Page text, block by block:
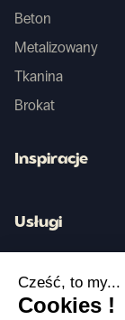
Beton
Metalizowany
Tkanina
Brokat
Inspiracje
Usługi
Cześć, to my...
Cookies !